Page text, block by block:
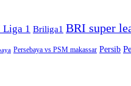
Liga 1 Briliga1 BRI super
Persebaya vs PSM makassar Persib